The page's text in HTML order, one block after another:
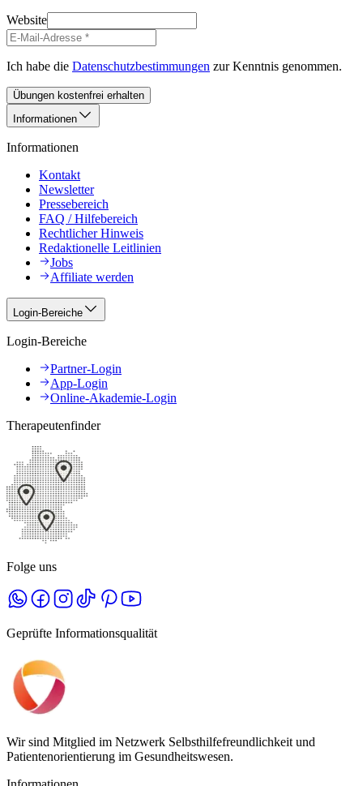
Website
Ich habe die Datenschutzbestimmungen zur Kenntnis genommen.
Übungen kostenfrei erhalten
Informationen
Informationen
Kontakt
Newsletter
Pressebereich
FAQ / Hilfebereich
Rechtlicher Hinweis
Redaktionelle Leitlinien
Jobs
Affiliate werden
Login-Bereiche
Login-Bereiche
Partner-Login
App-Login
Online-Akademie-Login
Therapeutenfinder
Folge uns
Geprüfte Informationsqualität
Wir sind Mitglied im Netzwerk Selbsthilfefreundlichkeit und
Patientenorientierung im Gesundheitswesen.